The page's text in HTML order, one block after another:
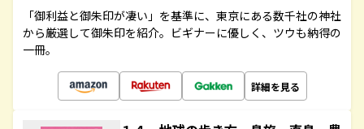
「御利益と御朱印が凄い」を基準に、東京にある数千社の神社
から厳選して御朱印を紹介。ビギナーに優しく、ツウも納得の
一冊。
詳細を見る